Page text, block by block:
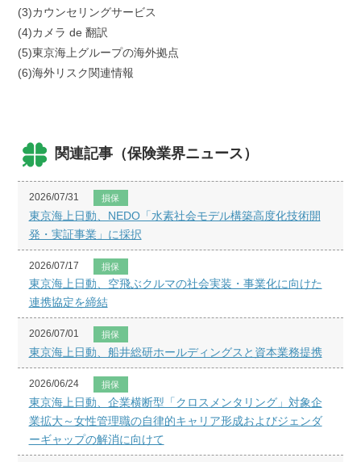
(3)カウンセリングサービス
(4)カメラ de 翻訳
(5)東京海上グループの海外拠点
(6)海外リスク関連情報
関連記事（保険業界ニュース）
2026/07/31 損保
東京海上日動、NEDO「水素社会モデル構築高度化技術開
発・実証事業」に採択
2026/07/17 損保
東京海上日動、空飛ぶクルマの社会実装・事業化に向けた
連携協定を締結
2026/07/01 損保
東京海上日動、船井総研ホールディングスと資本業務提携
2026/06/24 損保
東京海上日動、企業横断型「クロスメンタリング」対象企
業拡大～女性管理職の自律的キャリア形成およびジェンダ
ーギャップの解消に向けて